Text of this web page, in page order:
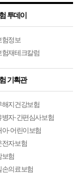
투데이
험정보
험재테크칼럼
기획관
해지건강보험
병자·간편심사보험
아·어린이보험
전자보험
보험
손의료보험